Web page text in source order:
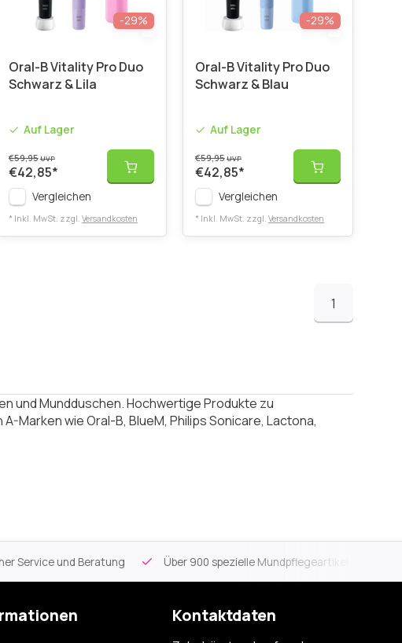
-29%
Oral-B Vitality Pro Duo
Schwarz & Lila
Auf Lager
€59,95UVP
€42,85*
Vergleichen
* Inkl. MwSt. zzgl. Versandkosten
-29%
Oral-B Vitality Pro Duo
Schwarz & Blau
Auf Lager
€59,95UVP
€42,85*
Vergleichen
* Inkl. MwSt. zzgl. Versandkosten
1
und Mundduschen. Hochwertige Produkte zu
Marken wie Oral-B, BlueM, Philips Sonicare, Lactona,
Service und Beratung Über 900 spezielle Mundpflegeartikel
Kontaktdaten